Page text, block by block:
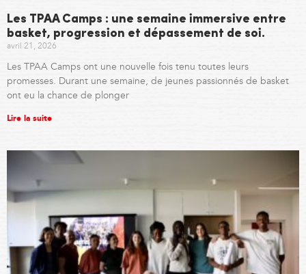
Les TPAA Camps : une semaine immersive entre
basket, progression et dépassement de soi.
avril 21, 2026
Les TPAA Camps ont une nouvelle fois tenu toutes leurs
promesses. Durant une semaine, de jeunes passionnés de basket
ont eu la chance de plonger
Lire la suite